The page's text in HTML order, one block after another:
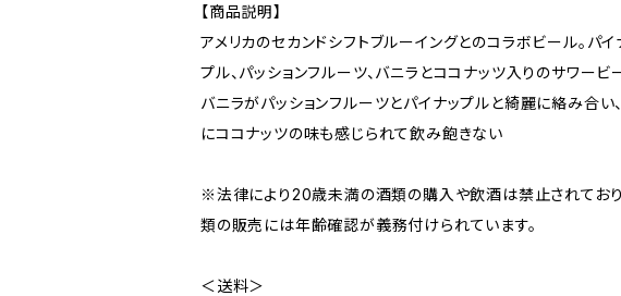
【商品説明】
アメリカのセカンドシフトブルーイングとのコラボビール。パイ
プル、パッションフルーツ、バニラとココナッツ入りのサワービ
バニラがパッションフルーツとパイナップルと綺麗に絡み合い
にココナッツの味も感じられて飲み飽きない
※法律により20歳未満の酒類の購入や飲酒は禁止されており
類の販売には年齢確認が義務付けられています。
＜送料＞